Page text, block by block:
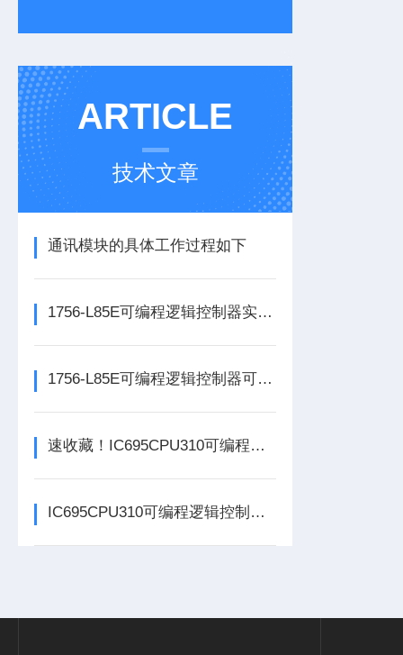
ARTICLE
技术文章
通讯模块的具体工作过程如下
1756-L85E可编程逻辑控制器实操应用常见问题分析及解决方法探讨
1756-L85E可编程逻辑控制器可满足多行业自动化精准控制需求
速收藏！IC695CPU310可编程逻辑控制器常见故障的解决方法分享
IC695CPU310可编程逻辑控制器在各行业中具体应用分享